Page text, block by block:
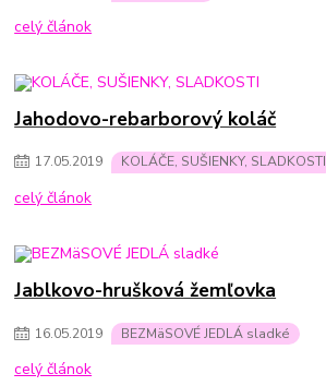
celý článok
Jahodovo-rebarborový koláč
17.05.2019 KOLÁČE, SUŠIENKY, SLADKOSTI
celý článok
Jablkovo-hrušková žemľovka
16.05.2019 BEZMäSOVÉ JEDLÁ sladké
celý článok